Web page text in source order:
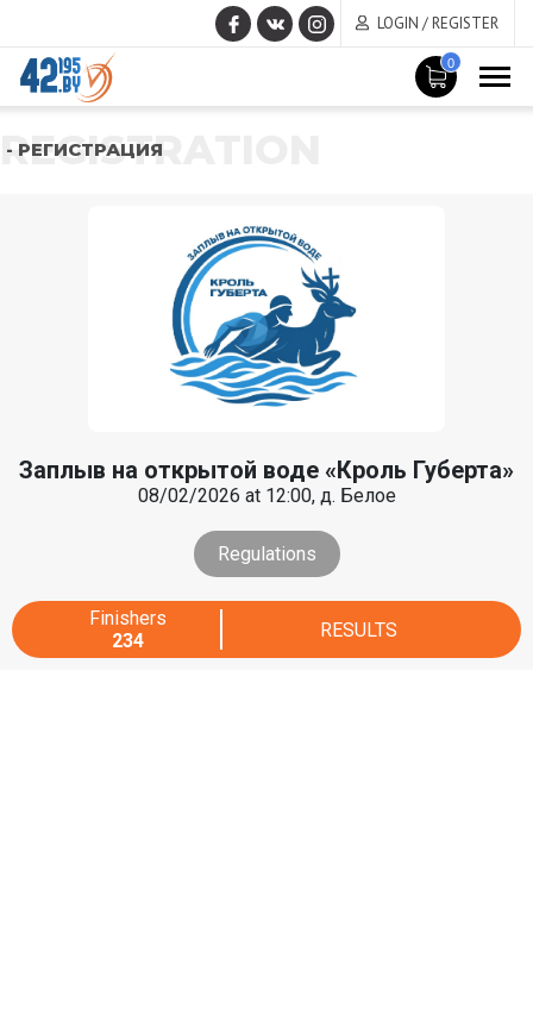
LOGIN / REGISTER
0
REGISTRATION
- РЕГИСТРАЦИЯ
Заплыв на открытой воде «Кроль Губерта»
08/02/2026 at 12:00, д. Белое
Regulations
Finishers
234
RESULTS